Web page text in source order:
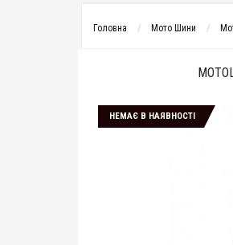
Головна Мото Шини
НЕМАЄ В НАЯВНОСТІ